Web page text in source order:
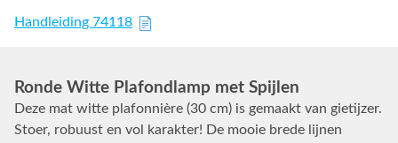
Handleiding 74118
Ronde Witte Plafondlamp met Spijlen
Deze mat witte plafonnière (30 cm) is gemaakt van gietijzer.
Stoer, robuust en vol karakter! De mooie brede lijnen